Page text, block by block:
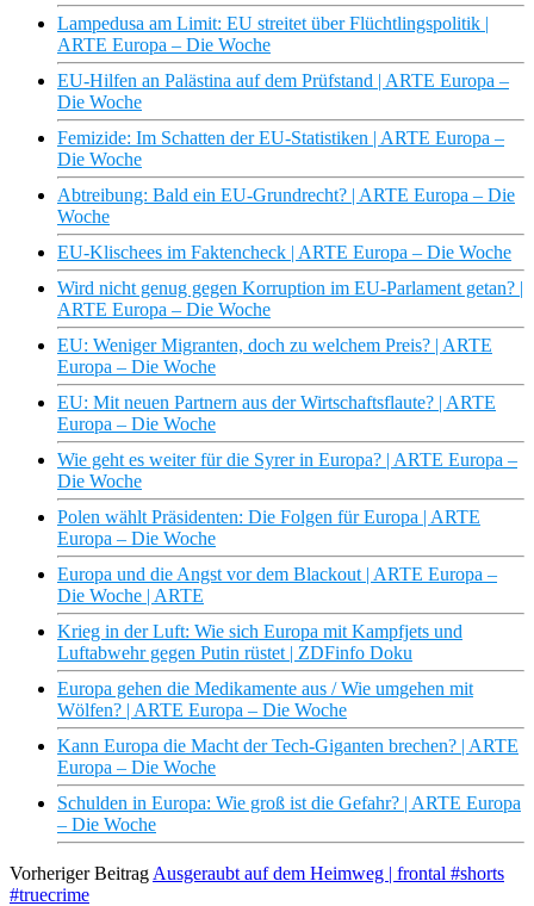
Lampedusa am Limit: EU streitet über Flüchtlingspolitik |
ARTE Europa – Die Woche
EU-Hilfen an Palästina auf dem Prüfstand | ARTE Europa –
Die Woche
Femizide: Im Schatten der EU-Statistiken | ARTE Europa –
Die Woche
Abtreibung: Bald ein EU-Grundrecht? | ARTE Europa – Die
Woche
EU-Klischees im Faktencheck | ARTE Europa – Die Woche
Wird nicht genug gegen Korruption im EU-Parlament getan? |
ARTE Europa – Die Woche
EU: Weniger Migranten, doch zu welchem Preis? | ARTE
Europa – Die Woche
EU: Mit neuen Partnern aus der Wirtschaftsflaute? | ARTE
Europa – Die Woche
Wie geht es weiter für die Syrer in Europa? | ARTE Europa –
Die Woche
Polen wählt Präsidenten: Die Folgen für Europa | ARTE
Europa – Die Woche
Europa und die Angst vor dem Blackout | ARTE Europa –
Die Woche | ARTE
Krieg in der Luft: Wie sich Europa mit Kampfjets und
Luftabwehr gegen Putin rüstet | ZDFinfo Doku
Europa gehen die Medikamente aus / Wie umgehen mit
Wölfen? | ARTE Europa – Die Woche
Kann Europa die Macht der Tech-Giganten brechen? | ARTE
Europa – Die Woche
Schulden in Europa: Wie groß ist die Gefahr? | ARTE Europa
– Die Woche
Vorheriger Beitrag Ausgeraubt auf dem Heimweg | frontal #shorts
#truecrime